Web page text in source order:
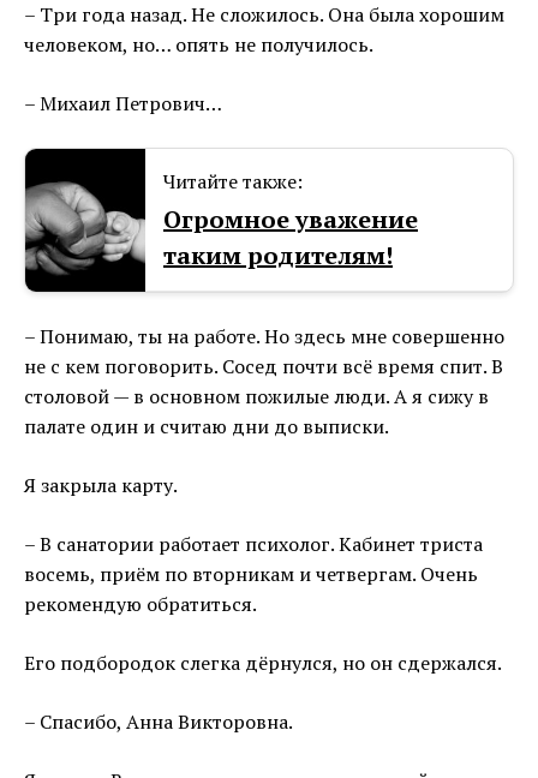
– Три года назад. Не сложилось. Она была хорошим
человеком, но… опять не получилось.
– Михаил Петрович…
Читайте также:
Огромное уважение
таким родителям!
– Понимаю, ты на работе. Но здесь мне совершенно
не с кем поговорить. Сосед почти всё время спит. В
столовой — в основном пожилые люди. А я сижу в
палате один и считаю дни до выписки.
Я закрыла карту.
– В санатории работает психолог. Кабинет триста
восемь, приём по вторникам и четвергам. Очень
рекомендую обратиться.
Его подбородок слегка дёрнулся, но он сдержался.
– Спасибо, Анна Викторовна.